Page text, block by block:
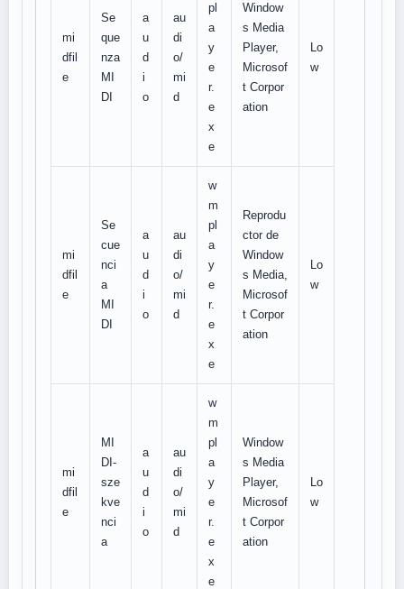
mi
dfil
e
Se
que
nza
MI
DI
a
u
d
i
o
au
di
o/
mi
d
pl
a
y
e
r.
e
x
e
Window
s Media
Player,
Microsof
t Corpor
ation
Lo
w
mi
dfil
e
Se
cue
nci
a
MI
DI
a
u
d
i
o
au
di
o/
mi
d
w
m
pl
a
y
e
r.
e
x
e
Reprodu
ctor de
Window
s Media,
Microsof
t Corpor
ation
Lo
w
mi
dfil
e
MI
DI-
sze
kve
nci
a
a
u
d
i
o
au
di
o/
mi
d
w
m
pl
a
y
e
r.
e
x
e
Window
s Media
Player,
Microsof
t Corpor
ation
Lo
w